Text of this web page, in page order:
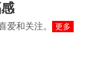
爱和关注。 更多